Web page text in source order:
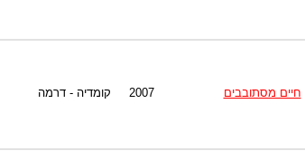
חיים מסתובבים 2007 קומדיה - דרמה